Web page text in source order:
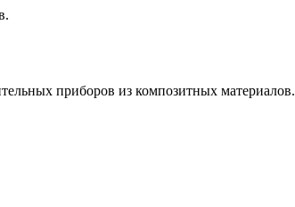
приборов из композитных материалов.